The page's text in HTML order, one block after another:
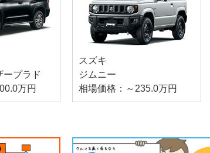
ープラド
万円
スズキ
ジムニー
相場価格：～235.0万円